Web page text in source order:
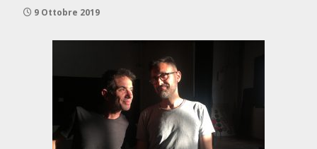
9 Ottobre 2019